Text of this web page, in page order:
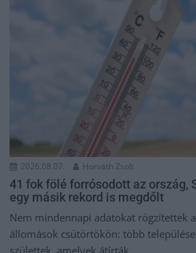
2026.08.07. Horváth Zsolt
41 fok fölé forrósodott az ország,
egy másik rekord is megdőlt
Nem mindennapi adatokat rögzítettek
állomások csütörtökön: több